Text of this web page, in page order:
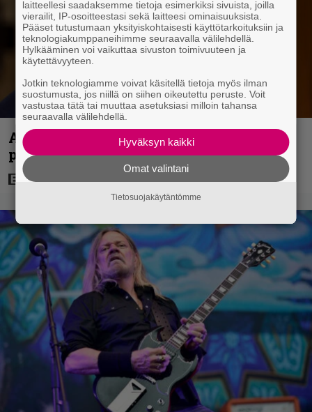
Antonio Banderas: ”Sydänkohtaus on
parasta mitä minulle on tapahtunut”
laitteellesi saadaksemme tietoja esimerkiksi sivuista, joilla
vierailit, IP-osoitteestasi sekä laitteesi ominaisuuksista.
Pääset tutustumaan yksityiskohtaisesti käyttötarkoituksiin ja
teknologiakumppaneihimme seuraavalla välilehdellä.
Hylkääminen voi vaikuttaa sivuston toimivuuteen ja
käytettävyyteen.
Jotkin teknologiamme voivat käsitellä tietoja myös ilman
suostumusta, jos niillä on siihen oikeutettu peruste. Voit
vastustaa tätä tai muuttaa asetuksiasi milloin tahansa
seuraavalla välilehdellä.
Hyväksyn kaikki
Omat valintani
Tietosuojakäytäntömme